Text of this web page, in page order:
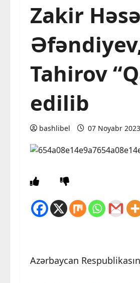
Zakir
Tahirov
edilib
bashlibel 07 Noyabr 2023
Azərbaycan